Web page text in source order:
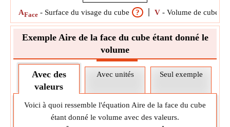
AFace - Surface du visage du cube ? V - Volume de cube
Exemple Aire de la face du cube étant donné le
volume
Avec des
valeurs
Avec unités Seul exemple
Voici à quoi ressemble l'équation Aire de la face du cube
étant donné le volume avec des valeurs.